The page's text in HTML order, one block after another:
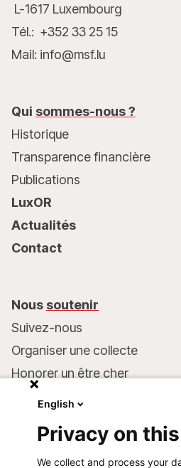
L-1617 Luxembourg
Tél.: +352 33 25 15
Mail: info@msf.lu
Qui sommes-nous ?
Historique
Transparence financière
Publications
LuxOR
Actualités
Contact
Nous soutenir
Suivez-nous
Organiser une collecte
Honorer un être cher
Faire un don
Coordonnées bancaires :
English
Privacy on
We collect and process your